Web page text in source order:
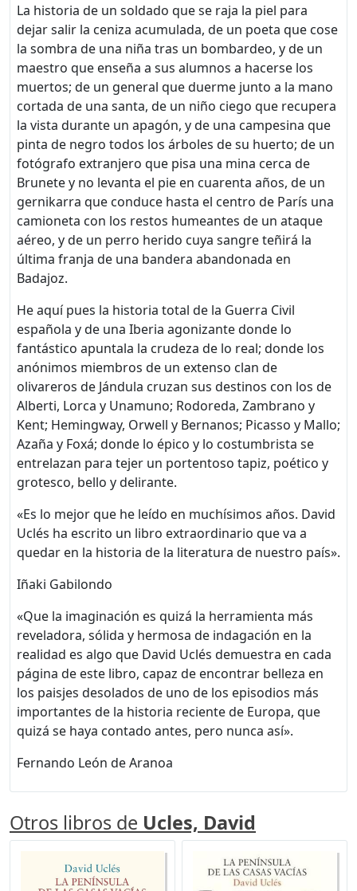
La historia de un soldado que se raja la piel para
dejar salir la ceniza acumulada, de un poeta que cose
la sombra de una niña tras un bombardeo, y de un
maestro que enseña a sus alumnos a hacerse los
muertos; de un general que duerme junto a la mano
cortada de una santa, de un niño ciego que recupera
la vista durante un apagón, y de una campesina que
pinta de negro todos los árboles de su huerto; de un
fotógrafo extranjero que pisa una mina cerca de
Brunete y no levanta el pie en cuarenta años, de un
gernikarra que conduce hasta el centro de París una
camioneta con los restos humeantes de un ataque
aéreo, y de un perro herido cuya sangre teñirá la
última franja de una bandera abandonada en
Badajoz.
He aquí pues la historia total de la Guerra Civil
española y de una Iberia agonizante donde lo
fantástico apuntala la crudeza de lo real; donde los
anónimos miembros de un extenso clan de
olivareros de Jándula cruzan sus destinos con los de
Alberti, Lorca y Unamuno; Rodoreda, Zambrano y
Kent; Hemingway, Orwell y Bernanos; Picasso y Mallo;
Azaña y Foxá; donde lo épico y lo costumbrista se
entrelazan para tejer un portentoso tapiz, poético y
grotesco, bello y delirante.
«Es lo mejor que he leído en muchísimos años. David
Uclés ha escrito un libro extraordinario que va a
quedar en la historia de la literatura de nuestro país».
Iñaki Gabilondo
«Que la imaginación es quizá la herramienta más
reveladora, sólida y hermosa de indagación en la
realidad es algo que David Uclés demuestra en cada
página de este libro, capaz de encontrar belleza en
los paisjes desolados de uno de los episodios más
importantes de la historia reciente de Europa, que
quizá se haya contado antes, pero nunca así».
Fernando León de Aranoa
Otros libros de Ucles, David